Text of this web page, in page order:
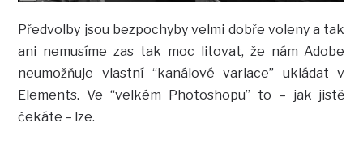
Předvolby jsou bezpochyby velmi dobře voleny a tak
ani nemusíme zas tak moc litovat, že nám Adobe
neumožňuje vlastní “kanálové variace” ukládat v
Elements. Ve “velkém Photoshopu” to – jak jistě
čekáte – lze.